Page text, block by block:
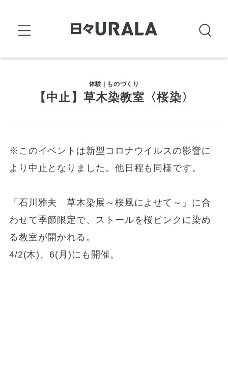
体験 | ものづくり
【中止】草木染教室〈桜染〉
※このイベントは新型コロナウイルスの影響に
より中止となりました。他日程も同様です。
「石川雅夫 草木染展～桜風によせて～」に合
わせて季節限定で、ストールを桜ピンクに染め
る教室が開かれる。
4/2(木)、6(月)にも開催。